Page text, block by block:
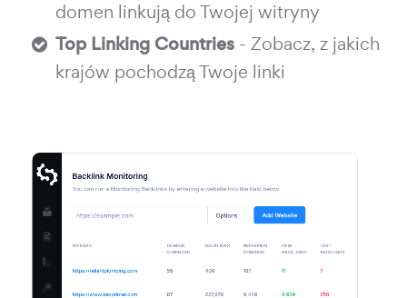
domen linkują do Twojej witryny
Top Linking Countries - Zobacz, z jakich
krajów pochodzą Twoje linki